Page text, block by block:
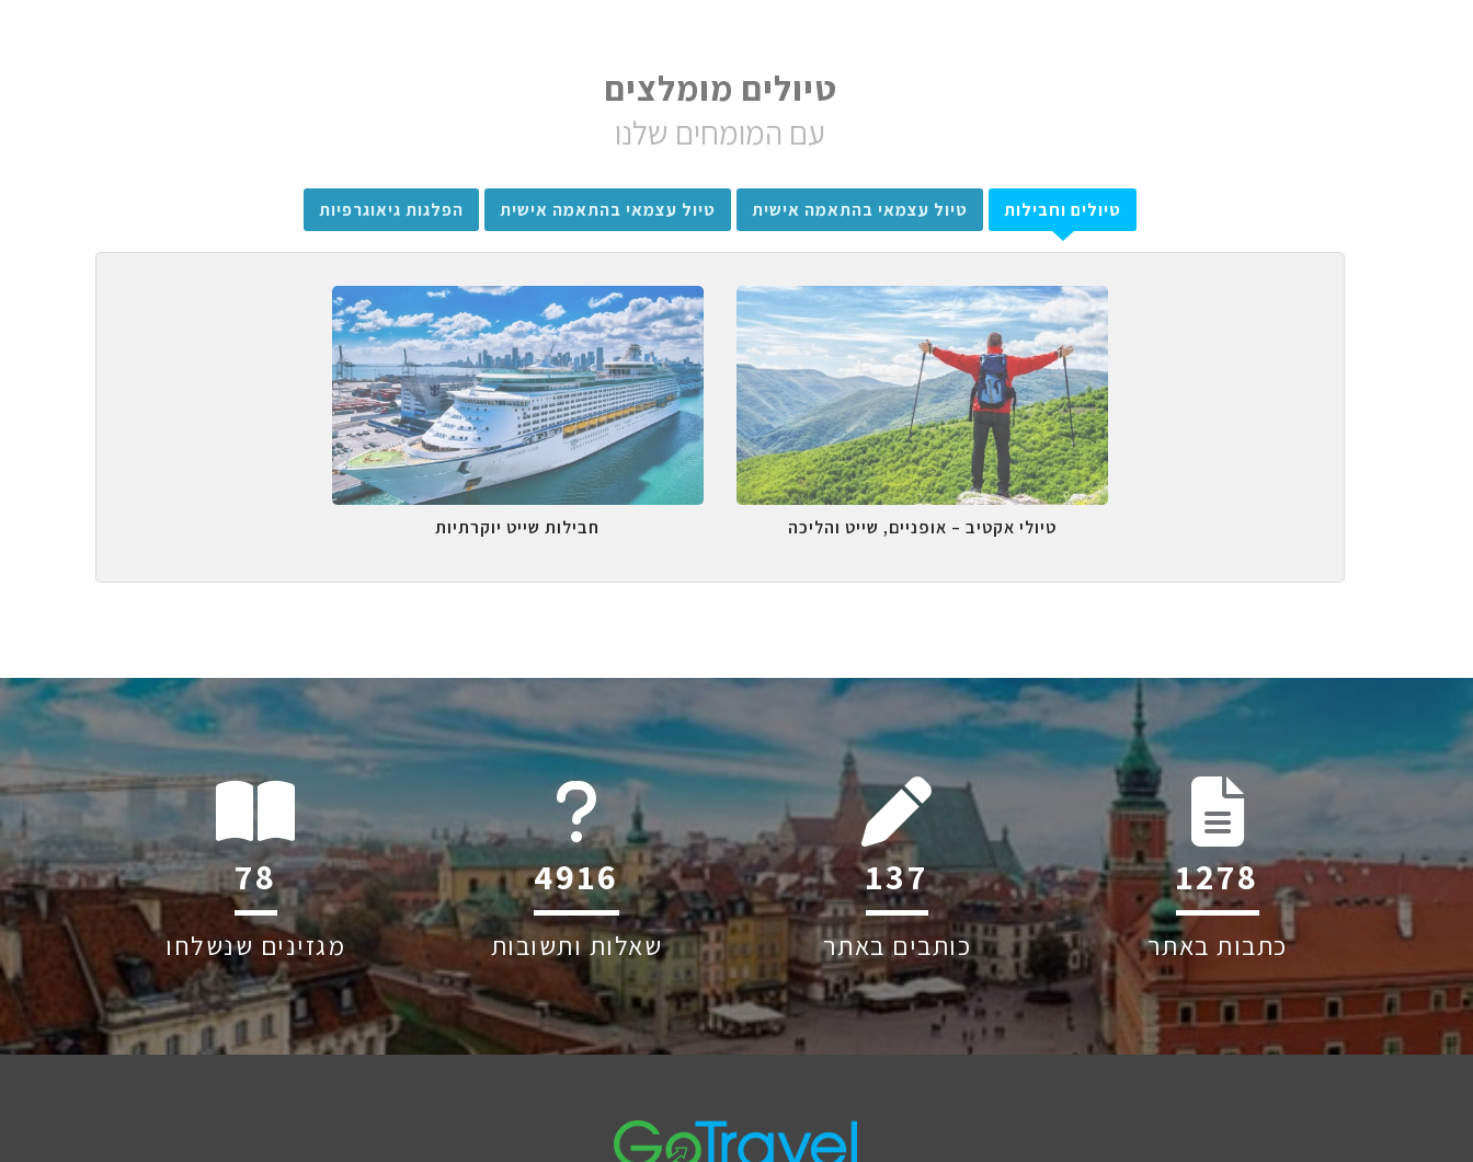
טיולים מומלצים
עם המומחים שלנו
טיולים וחבילות טיול עצמאי בהתאמה אישית טיול עצמאי בהתאמה אישית הפלגות גיאוגרפיות
טיולי אקטיב – אופניים, שייט והליכה חבילות שייט יוקרתיות
112
מגזינים שנשלחו
6045
שאלות ותשובות
195
כותבים באתר
1819
כתבות באתר